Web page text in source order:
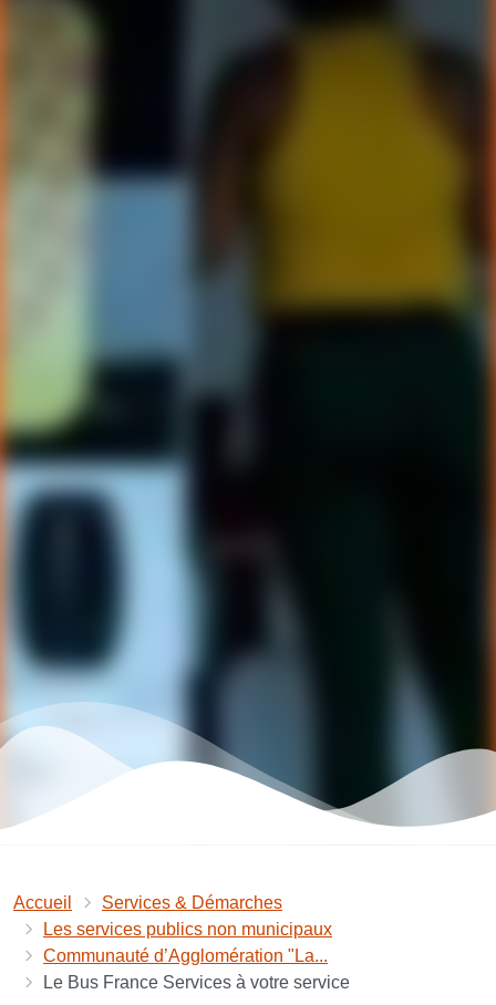
Accueil
Services & Démarches
Les services publics non municipaux
Communauté d’Agglomération "La...
Le Bus France Services à votre service